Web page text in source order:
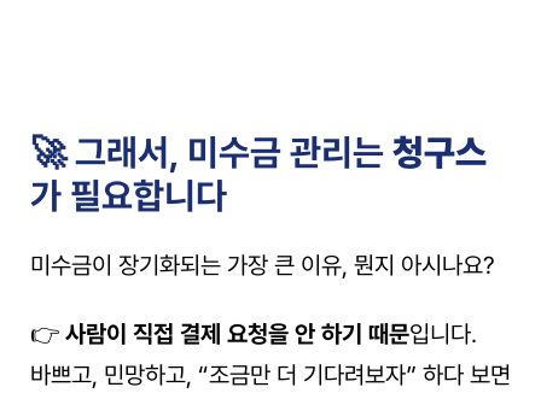
🚀 그래서, 미수금 관리는 청구스
가 필요합니다
미수금이 장기화되는 가장 큰 이유, 뭔지 아시나요?
👉 사람이 직접 결제 요청을 안 하기 때문입니다.
바쁘고, 민망하고, “조금만 더 기다려보자” 하다 보면